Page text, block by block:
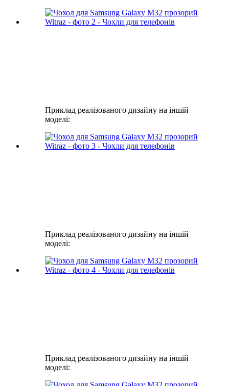
Приклад реалізованого дизайну на іншій
моделі:
Приклад реалізованого дизайну на іншій
моделі:
Приклад реалізованого дизайну на іншій
моделі: